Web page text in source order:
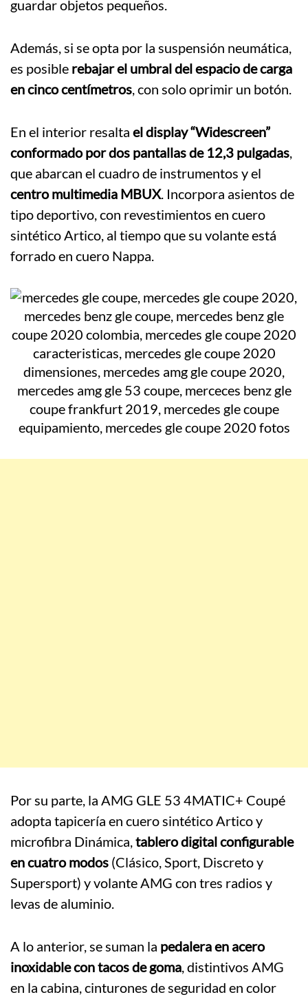
guardar objetos pequeños.
Además, si se opta por la suspensión neumática,
es posible rebajar el umbral del espacio de carga
en cinco centímetros, con solo oprimir un botón.
En el interior resalta el display “Widescreen”
conformado por dos pantallas de 12,3 pulgadas,
que abarcan el cuadro de instrumentos y el
centro multimedia MBUX. Incorpora asientos de
tipo deportivo, con revestimientos en cuero
sintético Artico, al tiempo que su volante está
forrado en cuero Nappa.
Por su parte, la AMG GLE 53 4MATIC+ Coupé
adopta tapicería en cuero sintético Artico y
microfibra Dinámica,tablero digital configurable
en cuatro modos (Clásico, Sport, Discreto y
Supersport) y volante AMG con tres radios y
levas de aluminio.
A lo anterior, se suman la pedalera en acero
inoxidable con tacos de goma, distintivos AMG
en la cabina, cinturones de seguridad en color